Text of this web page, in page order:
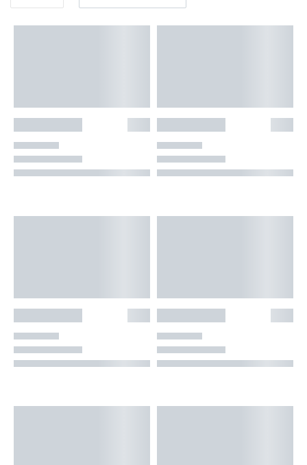
🤓MUNDO PC OFICINA🤓
🫗GEEK HOME🍵